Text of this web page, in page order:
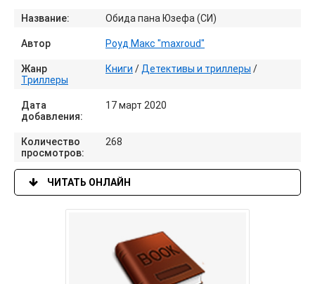
Название: Обида пана Юзефа (СИ)
Автор Роуд Макс "maxroud"
Жанр Книги / Детективы и триллеры /
Триллеры
Дата
добавления:
17 март 2020
Количество
просмотров:
268
ЧИТАТЬ ОНЛАЙН